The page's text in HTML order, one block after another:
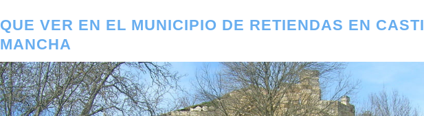
QUE VER EN EL MUNICIPIO DE RETIENDAS EN
MANCHA